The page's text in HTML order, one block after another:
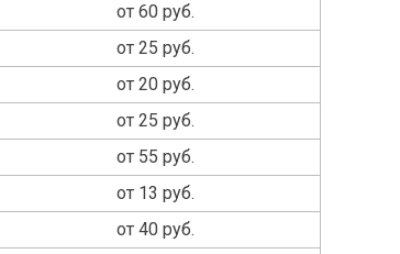
от 60 руб.
от 25 руб.
от 20 руб.
от 25 руб.
от 55 руб.
от 13 руб.
от 40 руб.